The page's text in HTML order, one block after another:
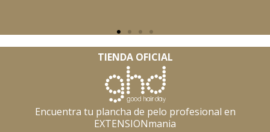
TIENDA OFICIAL
Encuentra tu plancha de pelo profesional en
EXTENSIONmania